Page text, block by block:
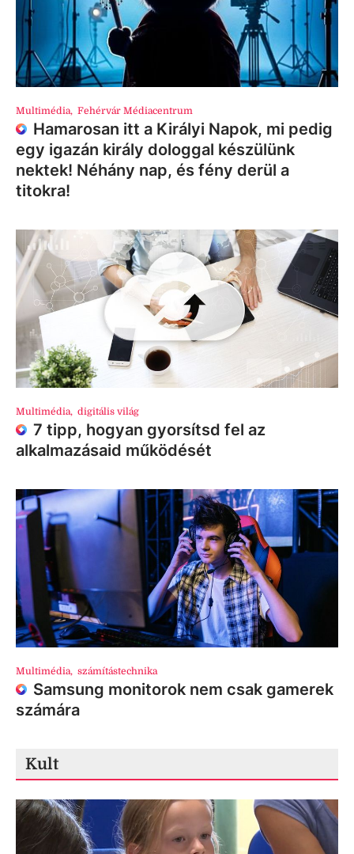
Multimédia, Fehérvár Médiacentrum
Hamarosan itt a Királyi Napok, mi pedig
egy igazán király dologgal készülünk
nektek! Néhány nap, és fény derül a
titokra!
Multimédia, digitális világ
7 tipp, hogyan gyorsítsd fel az
alkalmazásaid működését
Multimédia, számítástechnika
Samsung monitorok nem csak gamerek
számára
Kult